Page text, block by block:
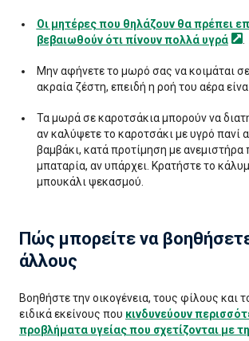
Οι μητέρες που θηλάζουν θα πρέπει
βεβαιωθούν ότι πίνουν πολλά υγρά .
Μην αφήνετε το μωρό σας να κοιμάται
ακραία ζέστη, επειδή η ροή του αέρα
Τα μωρά σε καροτσάκια μπορούν να
αν καλύψετε το καροτσάκι με υγρό πανί
βαμβάκι, κατά προτίμηση με ανεμιστήρα
μπαταρία, αν υπάρχει. Κρατήστε το
μπουκάλι ψεκασμού.
Πώς μπορείτε να
άλλους
Βοηθήστε την οικογένεια, τους φίλους και
ειδικά εκείνους που κινδυνεύουν
προβλήματα υγείας που σχετίζονται με